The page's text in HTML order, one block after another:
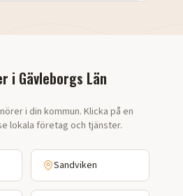
i Gävleborgs Län
i din kommun. Klicka på en
lokala företag och tjänster.
Sandviken